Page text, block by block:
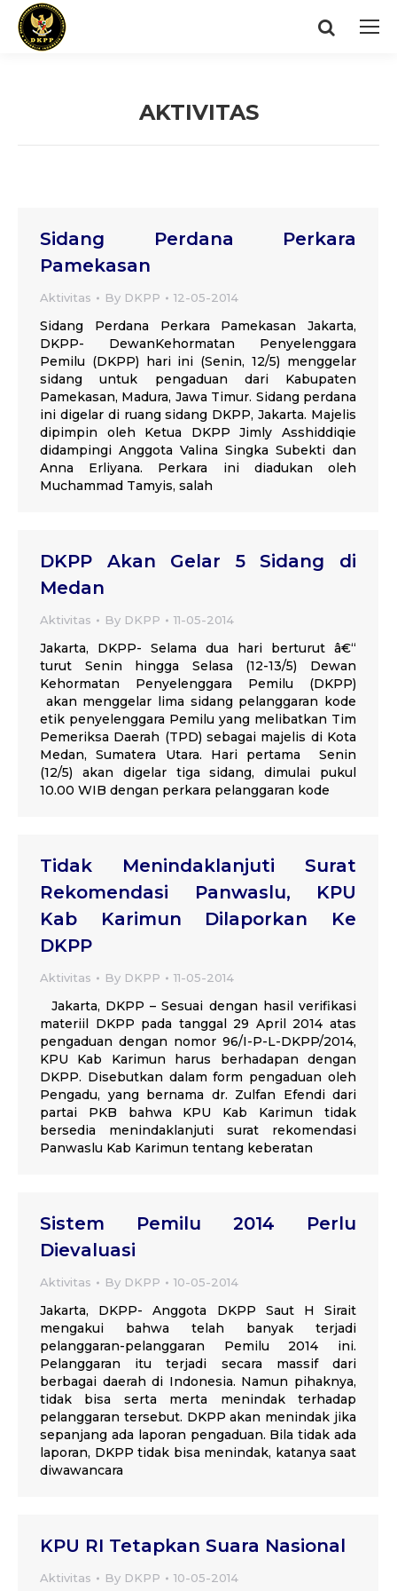
Search:
AKTIVITAS
Sidang Perdana Perkara
Pamekasan
Aktivitas By DKPP 12-05-2014
Sidang Perdana Perkara Pamekasan Jakarta,
DKPP- DewanKehormatan Penyelenggara
Pemilu (DKPP) hari ini (Senin, 12/5) menggelar
sidang untuk pengaduan dari Kabupaten
Pamekasan, Madura, Jawa Timur. Sidang perdana
ini digelar di ruang sidang DKPP, Jakarta. Majelis
dipimpin oleh Ketua DKPP Jimly Asshiddiqie
didampingi Anggota Valina Singka Subekti dan
Anna Erliyana. Perkara ini diadukan oleh
Muchammad Tamyis, salah
DKPP Akan Gelar 5 Sidang di
Medan
Aktivitas By DKPP 11-05-2014
Jakarta, DKPP- Selama dua hari berturut â€“
turut Senin hingga Selasa (12-13/5) Dewan
Kehormatan Penyelenggara Pemilu (DKPP)
akan menggelar lima sidang pelanggaran kode
etik penyelenggara Pemilu yang melibatkan Tim
Pemeriksa Daerah (TPD) sebagai majelis di Kota
Medan, Sumatera Utara. Hari pertama Senin
(12/5) akan digelar tiga sidang, dimulai pukul
10.00 WIB dengan perkara pelanggaran kode
Tidak Menindaklanjuti Surat
Rekomendasi Panwaslu, KPU
Kab Karimun Dilaporkan Ke
DKPP
Aktivitas By DKPP 11-05-2014
Jakarta, DKPP – Sesuai dengan hasil verifikasi
materiil DKPP pada tanggal 29 April 2014 atas
pengaduan dengan nomor 96/I-P-L-DKPP/2014,
KPU Kab Karimun harus berhadapan dengan
DKPP. Disebutkan dalam form pengaduan oleh
Pengadu, yang bernama dr. Zulfan Efendi dari
partai PKB bahwa KPU Kab Karimun tidak
bersedia menindaklanjuti surat rekomendasi
Panwaslu Kab Karimun tentang keberatan
Sistem Pemilu 2014 Perlu
Dievaluasi
Aktivitas By DKPP 10-05-2014
Jakarta, DKPP- Anggota DKPP Saut H Sirait
mengakui bahwa telah banyak terjadi
pelanggaran-pelanggaran Pemilu 2014 ini.
Pelanggaran itu terjadi secara massif dari
berbagai daerah di Indonesia. Namun pihaknya,
tidak bisa serta merta menindak terhadap
pelanggaran tersebut. DKPP akan menindak jika
sepanjang ada laporan pengaduan. Bila tidak ada
laporan, DKPP tidak bisa menindak, katanya saat
diwawancara
KPU RI Tetapkan Suara Nasional
Aktivitas By DKPP 10-05-2014